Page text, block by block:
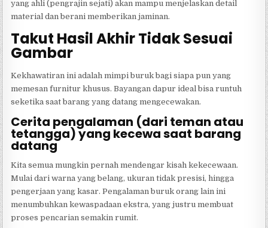
yang ahli (pengrajin sejati) akan mampu menjelaskan detail
material dan berani memberikan jaminan.
Takut Hasil Akhir Tidak Sesuai
Gambar
Kekhawatiran ini adalah mimpi buruk bagi siapa pun yang
memesan furnitur khusus. Bayangan dapur ideal bisa runtuh
seketika saat barang yang datang mengecewakan.
Cerita pengalaman (dari teman atau
tetangga) yang kecewa saat barang
datang
Kita semua mungkin pernah mendengar kisah kekecewaan.
Mulai dari warna yang belang, ukuran tidak presisi, hingga
pengerjaan yang kasar. Pengalaman buruk orang lain ini
menumbuhkan kewaspadaan ekstra, yang justru membuat
proses pencarian semakin rumit.